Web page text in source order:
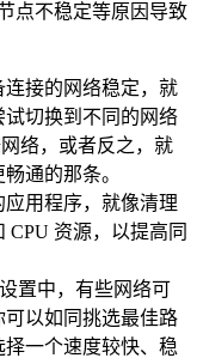
点不稳定等原因导致
连接的网络稳定，就
切换到不同的网络
络，或者反之，就
通的那条。
应用程序，就像清理
CPU 资源，以提高同
置中，有些网络可
以如同挑选最佳路
一个速度较快、稳